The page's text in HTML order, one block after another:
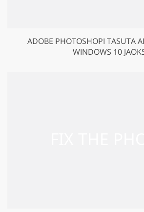
ADOBE PHOTOSHOPI TASUTA
WINDOWS 10